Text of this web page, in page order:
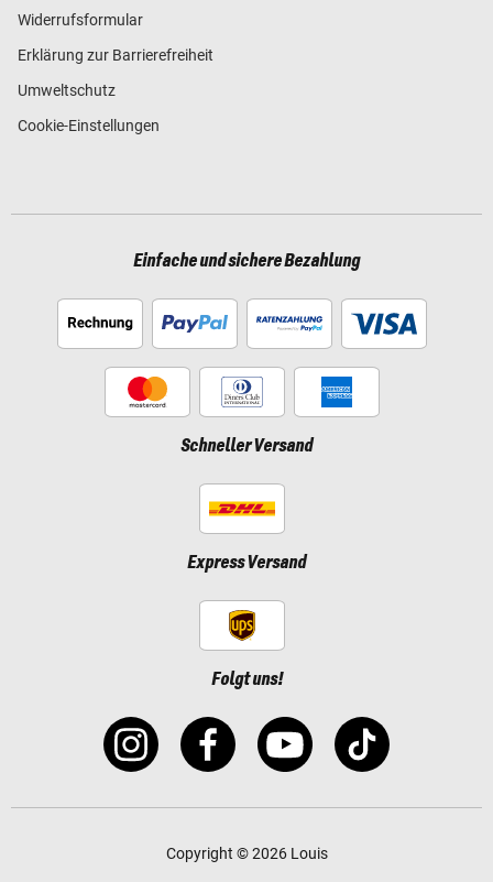
Widerrufsformular
Erklärung zur Barrierefreiheit
Umweltschutz
Cookie-Einstellungen
Einfache und sichere Bezahlung
Schneller Versand
Express Versand
Folgt uns!
Copyright © 2026 Louis